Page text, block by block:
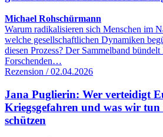
Michael Rohschürmann
Warum radikalisieren sich Menschen im
welche gesellschaftlichen Dynamiken
diesen Prozess? Der Sammelband
Forschenden…
Rezension / 02.04.2026
Jana Puglierin: Wer verteidigt
Kriegsgefahren und was wir tun
schützen